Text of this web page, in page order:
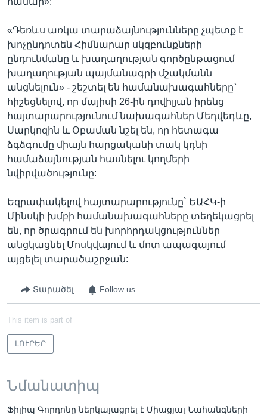
«Դեռևս առկա տարաձայնությունները չպետք է
խոչընդոտեն Հիմնարար սկզբունքների
ընդունմանը և խաղաղության գործընթացում
խաղաղության պայմանագրի մշակմանն
անցնելուն» - շեշտել են համանախագահները`
հիշեցնելով, որ մայիսի 26-ին դովիլյան իրենց
հայտարարությունում նախագահներ Մեդվեդևը,
Սարկոզին և Օբաման նշել են, որ հետագա
ձգձգումը միայն հարցականի տակ կդնի
համաձայնության հասնելու կողմերի
նվիրվածությունը:
Եզրափակելով հայտարարությունը` ԵԱՀԿ-ի
Մինսկի խմբի համանախագահները տեղեկացրել
են, որ ծրագրում են խորհրդակցություններ
անցկացնել Մոսկվայում և մոտ ապագայում
այցելել տարածաշրջան:
Տարածել Follow us
This item is part of
ԼՈՒՐԵՐ
Նմանատիպ
Ֆիլիպ Գորդոնը ներկայացրել է Միացյալ Նահանգների